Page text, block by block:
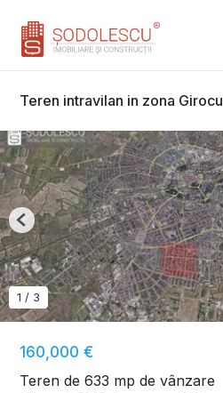
Teren intravilan in zona
160,000 €
Teren de 633 mp de vânzare
1 / 3
Previous